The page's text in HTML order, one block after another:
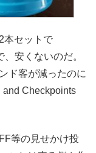
本セットで
安くないのだ。
ド客が減ったのに
and Checkpoints
等の見せかけ投